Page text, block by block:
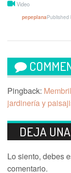
Video
Published
pepeplana
Video
Published
pepeplana
Pingback:
jardinería y
DEJA
Lo siento, debes
comentario.